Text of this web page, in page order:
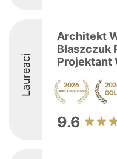
Laureaci
Architekt
Błaszczuk
Projektant
9.6